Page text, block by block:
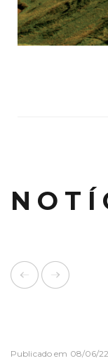
Publicado em 08/06/22